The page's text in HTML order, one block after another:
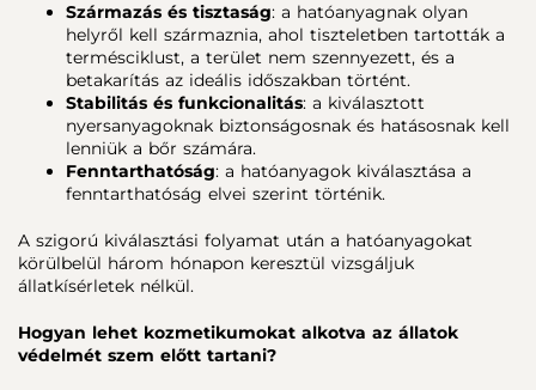
Származás és tisztaság: a hatóanyagnak olyan
helyről kell származnia, ahol tiszteletben tartották a
termésciklust, a terület nem szennyezett, és a
betakarítás az ideális időszakban történt.
Stabilitás és funkcionalitás: a kiválasztott
nyersanyagoknak biztonságosnak és hatásosnak kell
lenniük a bőr számára.
Fenntarthatóság: a hatóanyagok kiválasztása a
fenntarthatóság elvei szerint történik.
A szigorú kiválasztási folyamat után a hatóanyagokat
körülbelül három hónapon keresztül vizsgáljuk
állatkísérletek nélkül.
Hogyan lehet kozmetikumokat alkotva az állatok
védelmét szem előtt tartani?